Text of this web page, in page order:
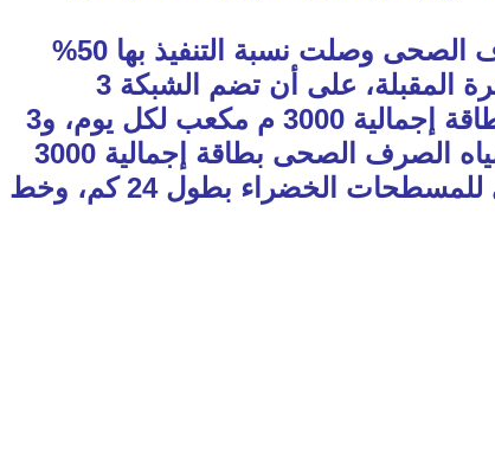
وأضاف العدوي إن شبكة الصرف الصحى وصلت نسبة التنفيذ بها 50%
فقط، مقرر استكمالها خلال الفترة المقبلة، على أن تضم الشبكة 3
محطات رفع للصرف الصحى بطاقة إجمالية 3000 م مكعب لكل يوم، و3
محطات أخرى لمعالجة ثلاثية لمياه الصرف الصحى بطاقة إجمالية 3000
متر مكعب لكل يوم، وشبكة رى للمسطحات الخضراء بطول 24 كم، وخط